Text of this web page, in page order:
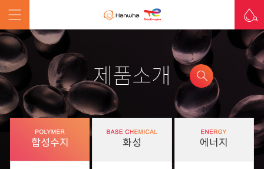
제품소개
합성수지 화성 에너지